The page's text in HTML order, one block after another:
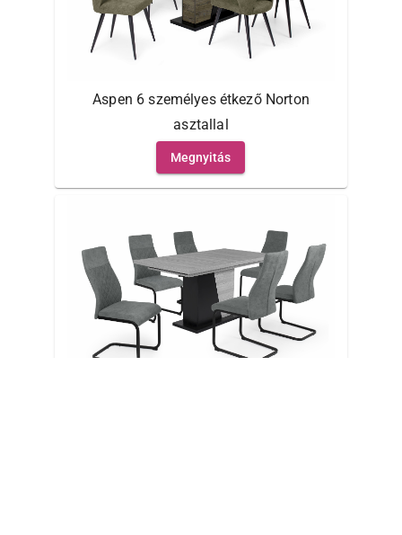
Aspen 6 személyes étkező Norton
asztallal
Megnyitás